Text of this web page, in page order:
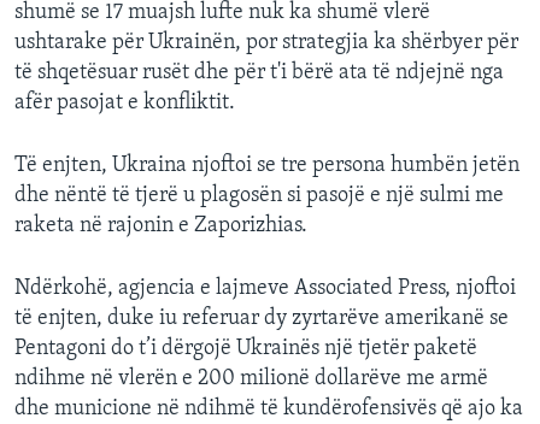
shumë se 17 muajsh lufte nuk ka shumë vlerë
ushtarake për Ukrainën, por strategjia ka shërbyer për
të shqetësuar rusët dhe për t'i bërë ata të ndjejnë nga
afër pasojat e konfliktit.
Të enjten, Ukraina njoftoi se tre persona humbën jetën
dhe nëntë të tjerë u plagosën si pasojë e një sulmi me
raketa në rajonin e Zaporizhias.
Ndërkohë, agjencia e lajmeve Associated Press, njoftoi
të enjten, duke iu referuar dy zyrtarëve amerikanë se
Pentagoni do t’i dërgojë Ukrainës një tjetër paketë
ndihme në vlerën e 200 milionë dollarëve me armë
dhe municione në ndihmë të kundërofensivës që ajo ka